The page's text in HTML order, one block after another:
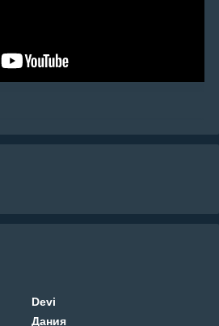
Devi
Дания